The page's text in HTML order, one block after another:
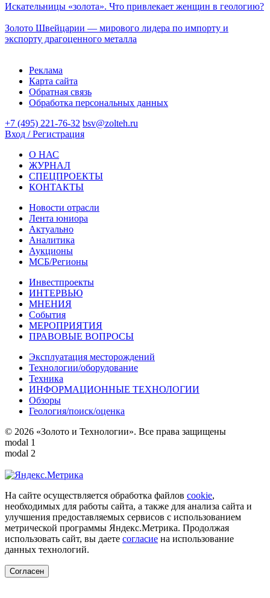
Искательницы «золота». Что привлекает женщин в геологию?
Золото Швейцарии — мирового лидера по импорту и
экспорту драгоценного металла
Реклама
Карта сайта
Обратная связь
Обработка персональных данных
+7 (495) 221-76-32 bsv@zolteh.ru
Вход / Регистрация
О НАС
ЖУРНАЛ
СПЕЦПРОЕКТЫ
КОНТАКТЫ
Новости отрасли
Лента юниора
Актуально
Аналитика
Аукционы
МСБ/Регионы
Инвестпроекты
ИНТЕРВЬЮ
МНЕНИЯ
События
МЕРОПРИЯТИЯ
ПРАВОВЫЕ ВОПРОСЫ
Эксплуатация месторождений
Технологии/оборудование
Техника
ИНФОРМАЦИОННЫЕ ТЕХНОЛОГИИ
Обзоры
Геология/поиск/оценка
© 2026 «Золото и Технологии». Все права защищены
modal 1
modal 2
На сайте осуществляется обработка файлов cookie,
необходимых для работы сайта, а также для анализа сайта и
улучшения предоставляемых сервисов с использованием
метрической программы Яндекс.Метрика. Продолжая
использовать сайт, вы даете согласие на использование
данных технологий.
Согласен